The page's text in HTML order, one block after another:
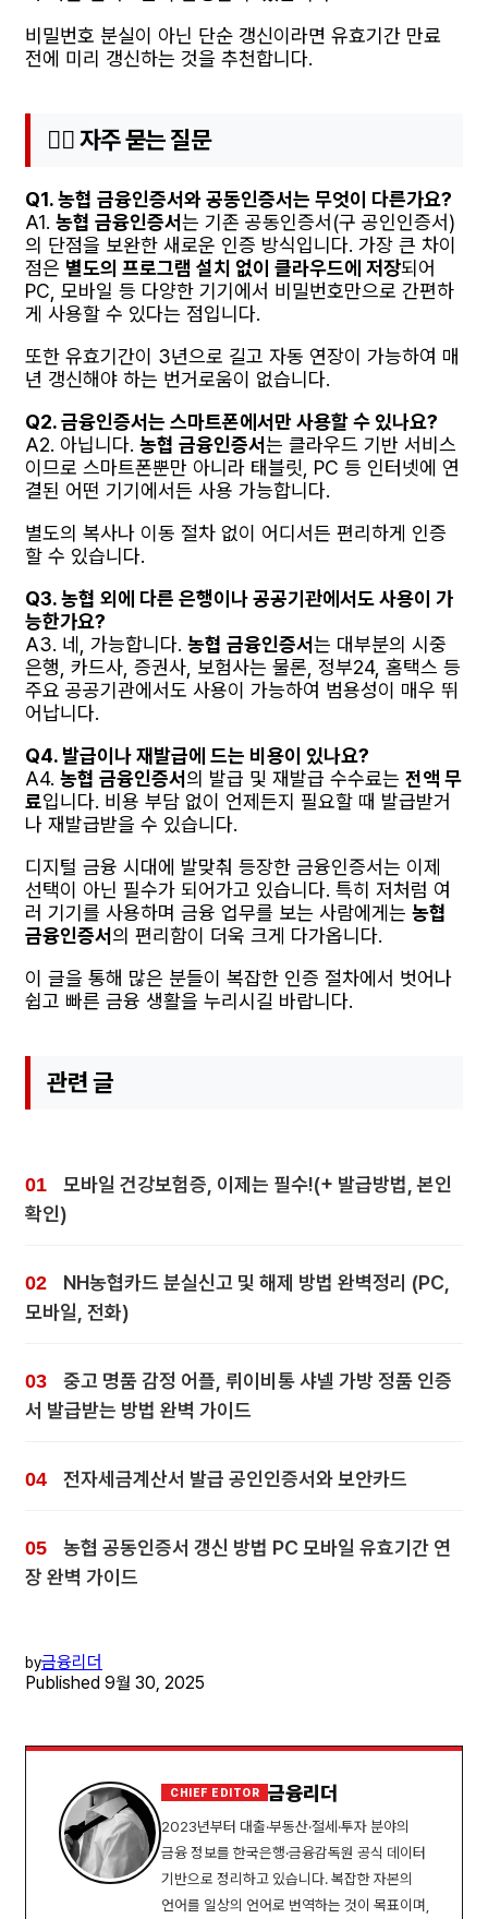
비밀번호 분실이 아닌 단순 갱신이라면 유효기간 만료
전에 미리 갱신하는 것을 추천합니다.
🙋‍♀️ 자주 묻는 질문
Q1. 농협 금융인증서와 공동인증서는 무엇이 다른가요?
A1. 농협 금융인증서는 기존 공동인증서(구 공인인증서)
의 단점을 보완한 새로운 인증 방식입니다. 가장 큰 차이
점은 별도의 프로그램 설치 없이 클라우드에 저장되어
PC, 모바일 등 다양한 기기에서 비밀번호만으로 간편하
게 사용할 수 있다는 점입니다.
또한 유효기간이 3년으로 길고 자동 연장이 가능하여 매
년 갱신해야 하는 번거로움이 없습니다.
Q2. 금융인증서는 스마트폰에서만 사용할 수 있나요?
A2. 아닙니다. 농협 금융인증서는 클라우드 기반 서비스
이므로 스마트폰뿐만 아니라 태블릿, PC 등 인터넷에 연
결된 어떤 기기에서든 사용 가능합니다.
별도의 복사나 이동 절차 없이 어디서든 편리하게 인증
할 수 있습니다.
Q3. 농협 외에 다른 은행이나 공공기관에서도 사용이 가
능한가요?
A3. 네, 가능합니다. 농협 금융인증서는 대부분의 시중
은행, 카드사, 증권사, 보험사는 물론, 정부24, 홈택스 등
주요 공공기관에서도 사용이 가능하여 범용성이 매우 뛰
어납니다.
Q4. 발급이나 재발급에 드는 비용이 있나요?
A4. 농협 금융인증서의 발급 및 재발급 수수료는 전액 무
료입니다. 비용 부담 없이 언제든지 필요할 때 발급받거
나 재발급받을 수 있습니다.
디지털 금융 시대에 발맞춰 등장한 금융인증서는 이제
선택이 아닌 필수가 되어가고 있습니다. 특히 저처럼 여
러 기기를 사용하며 금융 업무를 보는 사람에게는 농협
금융인증서의 편리함이 더욱 크게 다가옵니다.
이 글을 통해 많은 분들이 복잡한 인증 절차에서 벗어나
쉽고 빠른 금융 생활을 누리시길 바랍니다.
관련 글
모바일 건강보험증, 이제는 필수!(+ 발급방법, 본인
확인)
NH농협카드 분실신고 및 해제 방법 완벽정리 (PC,
모바일, 전화)
중고 명품 감정 어플, 뤼이비통 샤넬 가방 정품 인증
서 발급받는 방법 완벽 가이드
전자세금계산서 발급 공인인증서와 보안카드
농협 공동인증서 갱신 방법 PC 모바일 유효기간 연
장 완벽 가이드
by금융리더
Published 9월 30, 2025
CHIEF EDITOR 금융리더
2023년부터 대출·부동산·절세·투자 분야의
금융 정보를 한국은행·금융감독원 공식 데이터
기반으로 정리하고 있습니다. 복잡한 자본의
언어를 일상의 언어로 번역하는 것이 목표이며,